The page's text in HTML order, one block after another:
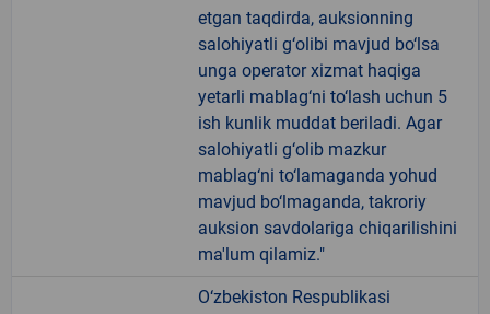
etgan taqdirda, auksionning
salohiyatli g‘olibi mavjud bo‘lsa
unga operator xizmat haqiga
yetarli mablag‘ni to‘lash uchun 5
ish kunlik muddat beriladi. Agar
salohiyatli g‘olib mazkur
mablag‘ni to‘lamaganda yohud
mavjud bo‘lmaganda, takroriy
auksion savdolariga chiqarilishini
ma'lum qilamiz."
O‘zbekiston Respublikasi